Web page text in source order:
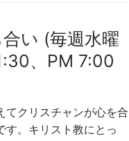
い (毎週水曜
、PM 7:00
てクリスチャンが心を合
す。キリスト教にとっ